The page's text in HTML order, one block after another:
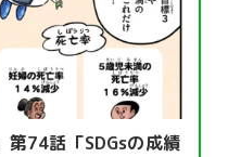
第74話「SDGsの成績